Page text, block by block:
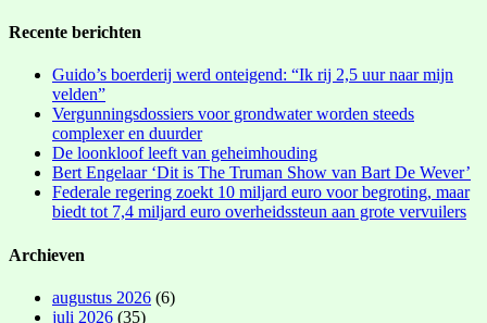
Recente berichten
Guido’s boerderij werd onteigend: “Ik rij 2,5 uur naar mijn
velden”
Vergunningsdossiers voor grondwater worden steeds
complexer en duurder
De loonkloof leeft van geheimhouding
Bert Engelaar ‘Dit is The Truman Show van Bart De Wever’
Federale regering zoekt 10 miljard euro voor begroting, maar
biedt tot 7,4 miljard euro overheidssteun aan grote vervuilers
Archieven
augustus 2026 (6)
juli 2026 (35)